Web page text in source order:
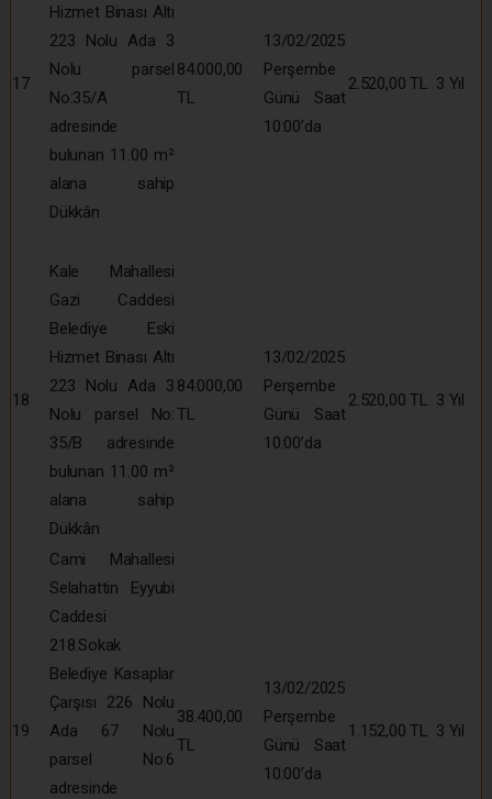
17
Hizmet Binası Altı
223 Nolu Ada 3
Nolu parsel
No:35/A
adresinde
bulunan 11.00 m²
alana sahip
Dükkân
84.000,00
TL
13/02/2025
Perşembe
Günü Saat
10:00’da
2.520,00 TL 3 Yıl
18
Kale Mahallesi
Gazi Caddesi
Belediye Eski
Hizmet Binası Altı
223 Nolu Ada 3
Nolu parsel No:
35/B adresinde
bulunan 11.00 m²
alana sahip
Dükkân
84.000,00
TL
13/02/2025
Perşembe
Günü Saat
10:00’da
2.520,00 TL 3 Yıl
19
Cami Mahallesi
Selahattin Eyyubi
Caddesi
218.Sokak
Belediye Kasaplar
Çarşısı 226 Nolu
Ada 67 Nolu
parsel No:6
adresinde
38.400,00
TL
13/02/2025
Perşembe
Günü Saat
10:00’da
1.152,00 TL 3 Yıl